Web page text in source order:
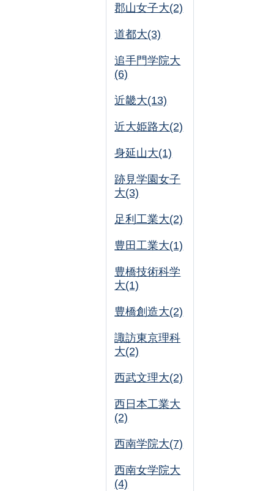
郡山女子大(2)
道都大(3)
追手門学院大
(6)
近畿大(13)
近大姫路大(2)
身延山大(1)
跡見学園女子
大(3)
足利工業大(2)
豊田工業大(1)
豊橋技術科学
大(1)
豊橋創造大(2)
諏訪東京理科
大(2)
西武文理大(2)
西日本工業大
(2)
西南学院大(7)
西南女学院大
(4)